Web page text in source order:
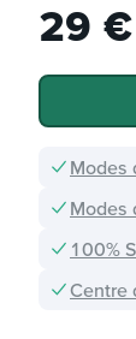
29 €
Modes
Modes
100%
Centre